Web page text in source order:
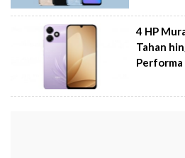
4 HP
Tahan